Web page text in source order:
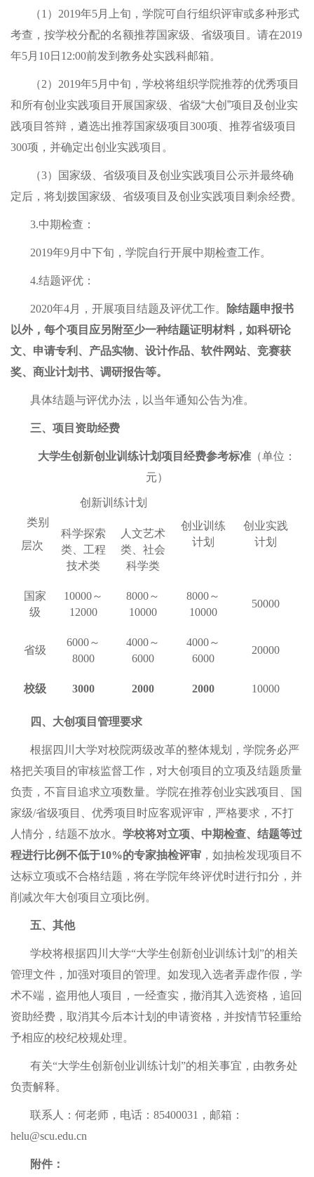
（1）2019年5月上旬，学院可自行组织评审或多种形式
考查，按学校分配的名额推荐国家级、省级项目。请在2019
年5月10日12:00前发到教务处实践科邮箱。
（2）2019年5月中旬，学校将组织学院推荐的优秀项目
和所有创业实践项目开展国家级、省级“大创 ”项目及创业实
践项目答辩，遴选出推荐国家级项目300项、推荐省级项目
300项，并确定出创业实践项目。
（3）国家级、省级项目及创业实践项目公示并最终确
定后，将划拨国家级、省级项目及创业实践项目剩余经费。
3.中期检查：
2019年9月中下旬，学院自行开展中期检查工作。
4.结题评优：
2020年4月，开展项目结题及评优工作。
除结题申报书
以外，每个项目应另附至少一种结题证明材料，如科研论
文、申请专利、产品实物、设计作品、软件网站、竞赛获
奖、商业计划书、调研报告等。
具体结题与评优办法，以当年通知公告为准。
三、项目资助经费
大学生创新创业训练计划项目经费参考标准 （单位：
元）
类别
层次
创新训练计划
创业训练
计划
创业实践
计划
科学探索
类、工程
技术类
人文艺术
类、社会
科学类
国家
级
10000～
12000
8000～
10000
8000～
10000
50000
省级
6000～
8000
4000～
6000
4000～
6000
20000
校级 3000 2000 2000 10000
四、大创项目管理要求
根据四川大学对校院两级改革的整体规划，学院务必严
格把关项目的审核监督工作，对大创项目的立项及结题质量
负责，不盲目追求立项数量。学院在推荐创业实践项目、国
家级/省级项目、优秀项目时应客观评审，严格要求，不打
人情分，结题不放水。 学校将对立项、中期检查、结题等过
程进行比例不低于10%的专家抽检评审 ，如抽检发现项目不
达标立项或不合格结题，将在学院年终评优时进行扣分，并
削减次年大创项目立项比例。
五、其他
学校将根据四川大学“大学生创新创业训练计划”的相关
管理文件，加强对项目的管理。如发现入选者弄虚作假，学
术不端，盗用他人项目，一经查实，撤消其入选资格，追回
资助经费，取消其今后本计划的申请资格，并按情节轻重给
予相应的校纪校规处理。
有关“大学生创新创业训练计划”的相关事宜，由教务处
负责解释。
联系人：何老师，电话：85400031，邮箱：
helu@scu.edu.cn
附件：